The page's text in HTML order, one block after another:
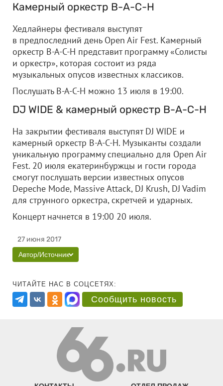
Камерный оркестр В-А-С-Н
Хедлайнеры фестиваля выступят
в предпоследний день Open Air Fest. Камерный
оркестр В-А-С-Н представит программу «Солисты
и оркестр», которая состоит из ряда
музыкальных опусов известных классиков.
Послушать В-А-С-Н можно 13 июля в 19:00.
DJ WIDE & камерный оркестр В-А-С-Н
На закрытии фестиваля выступят DJ WIDE и
камерный оркестр В-А-С-Н. Музыканты создали
уникальную программу специально для Open Air
Fest. 20 июля екатеринбуржцы и гости города
смогут послушать версии известных опусов
Depeche Mode, Massive Attack, DJ Krush, DJ Vadim
для струнного оркестра, скретчей и ударных.
Концерт начнется в 19:00 20 июля.
27 июня 2017
Автор/Источник
ЧИТАЙТЕ НАС В СОЦСЕТЯХ:
Сообщить новость